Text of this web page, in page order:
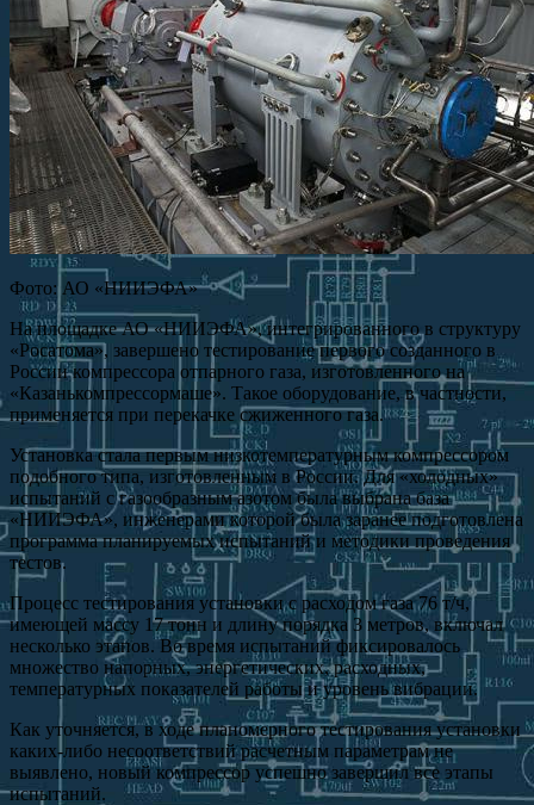
Фото: АО «НИИЭФА»
На площадке АО «НИИЭФА», интегрированного в структуру
«Росатома», завершено тестирование первого созданного в
России компрессора отпарного газа, изготовленного на
«Казанькомпрессормаше». Такое оборудование, в частности,
применяется при перекачке сжиженного газа.
Установка стала первым низкотемпературным компрессором
подобного типа, изготовленным в России. Для «холодных»
испытаний с газообразным азотом была выбрана база
«НИИЭФА», инженерами которой была заранее подготовлена
программа планируемых испытаний и методики проведения
тестов.
Процесс тестирования установки с расходом газа 76 т/ч,
имеющей массу 17 тонн и длину порядка 3 метров, включал
несколько этапов. Во время испытаний фиксировалось
множество напорных, энергетических, расходных,
температурных показателей работы и уровень вибрации.
Как уточняется, в ходе планомерного тестирования установки
каких-либо несоответствий расчетным параметрам не
выявлено, новый компрессор успешно завершил все этапы
испытаний.